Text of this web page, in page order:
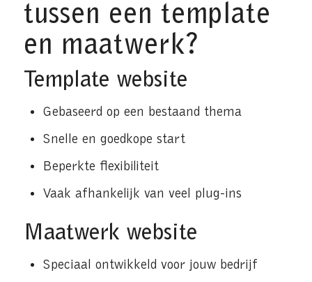
tussen een template
en maatwerk?
Template website
Gebaseerd op een bestaand thema
Snelle en goedkope start
Beperkte flexibiliteit
Vaak afhankelijk van veel plug-ins
Maatwerk website
Speciaal ontwikkeld voor jouw bedrijf